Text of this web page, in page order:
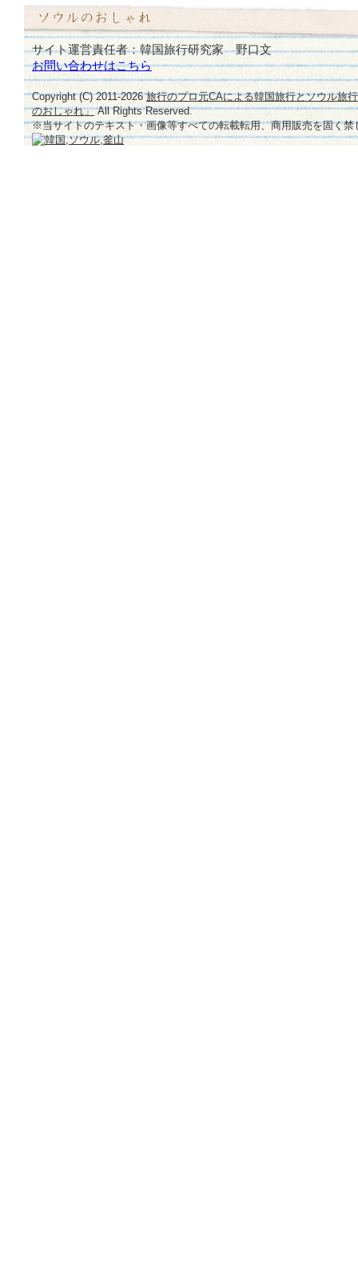
サイト運営責任者：韓国旅行研究家 野口文
お問い合わせはこちら
Copyright (C) 2011-2026旅行のプロ元CAによる韓国旅行とソウル旅
のおしゃれ」All Rights Reserved.
※当サイトのテキスト・画像等すべての転載転用、商用販売を固く禁